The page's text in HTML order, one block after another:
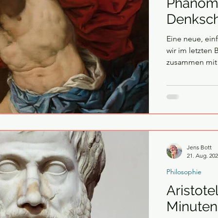
Eine neue,
wir im letzten
zusammen
auch ein
auch ein
Minuten
Philosophie
Jens Bott
21. Aug.